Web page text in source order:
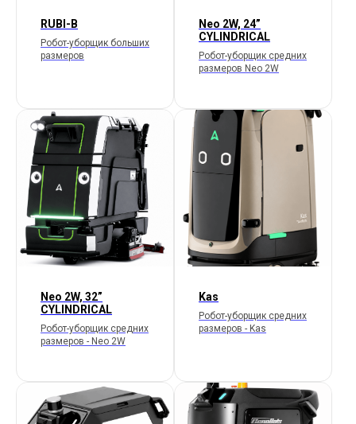
RUBI-B
Робот-уборщик больших
размеров
Neo 2W, 24”
CYLINDRICAL
Робот-уборщик средних
размеров Neo 2W
Neo 2W, 32”
CYLINDRICAL
Робот-уборщик средних
размеров - Neo 2W
Kas
Робот-уборщик средних
размеров - Kas